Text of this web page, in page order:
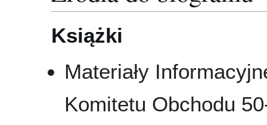
Książki
Materiały
Komitetu Obchodu